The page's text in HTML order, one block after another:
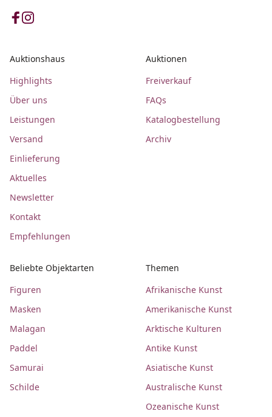
Auktionshaus
Highlights
Über uns
Leistungen
Versand
Einlieferung
Aktuelles
Newsletter
Kontakt
Empfehlungen
Auktionen
Freiverkauf
FAQs
Katalogbestellung
Archiv
Beliebte Objektarten
Figuren
Masken
Malagan
Paddel
Samurai
Schilde
Themen
Afrikanische Kunst
Amerikanische Kunst
Arktische Kulturen
Antike Kunst
Asiatische Kunst
Australische Kunst
Ozeanische Kunst